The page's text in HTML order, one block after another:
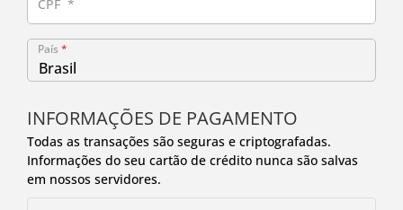
CPF *
País *
Brasil
INFORMAÇÕES DE PAGAMENTO
Todas as transações são seguras e criptografadas.
Informações do seu cartão de crédito nunca são salvas
em nossos servidores.